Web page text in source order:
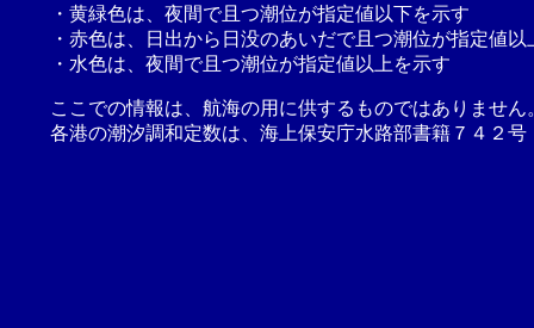
・黄緑色は、夜間で且つ潮位が指定値以下を示す
・赤色は、日出から日没のあいだで且つ潮位が指定値以
・水色は、夜間で且つ潮位が指定値以上を示す
ここでの情報は、航海の用に供するものではありませ
各港の潮汐調和定数は、海上保安庁水路部書籍７４２